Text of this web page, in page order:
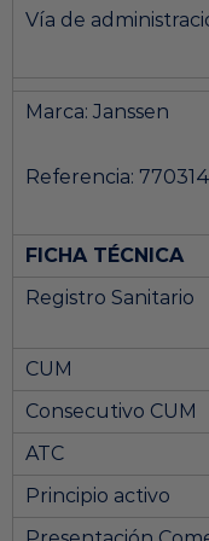
Vía de
Marca: Janssen
Referencia:
FICHA TÉCNICA
Registro Sanitario
CUM
Consecutivo CUM
ATC
Principio activo